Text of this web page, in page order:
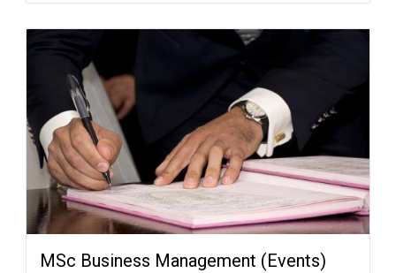
MSc Business Management (Events)